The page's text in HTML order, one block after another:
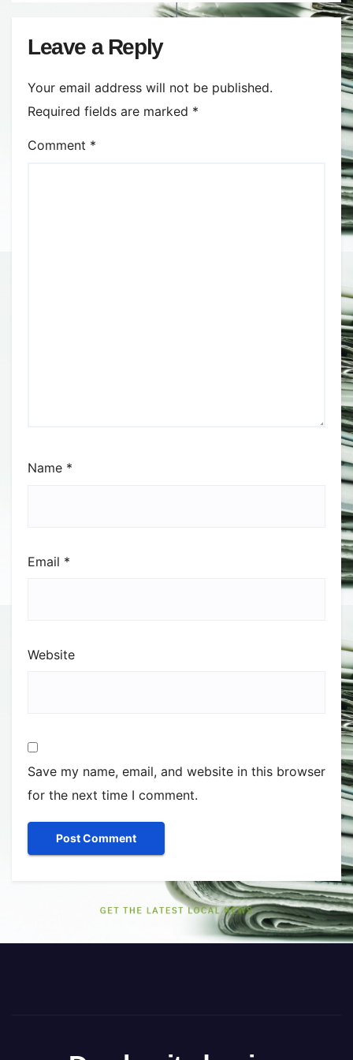
Leave a Reply
Your email address will not be published.
Required fields are marked *
Comment *
Name *
Email *
Website
Save my name, email, and website in this browser
for the next time I comment.